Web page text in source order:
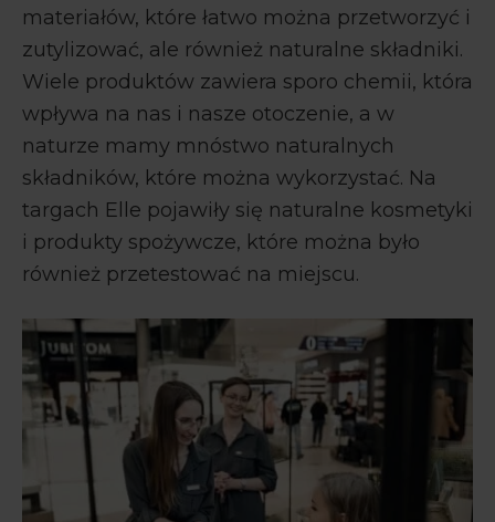
materiałów, które łatwo można przetworzyć i
zutylizować, ale również naturalne składniki.
Wiele produktów zawiera sporo chemii, która
wpływa na nas i nasze otoczenie, a w
naturze mamy mnóstwo naturalnych
składników, które można wykorzystać. Na
targach Elle pojawiły się naturalne kosmetyki
i produkty spożywcze, które można było
również przetestować na miejscu.